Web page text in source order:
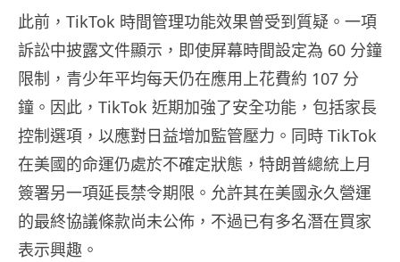
此前，TikTok 時間管理功能效果曾受到質疑。一項
訴訟中披露文件顯示，即使屏幕時間設定為 60 分鐘
限制，青少年平均每天仍在應用上花費約 107 分
鐘。因此，TikTok 近期加強了安全功能，包括家長
控制選項，以應對日益增加監管壓力。同時 TikTok
在美國的命運仍處於不確定狀態，特朗普總統上月
簽署另一項延長禁令期限。允許其在美國永久營運
的最終協議條款尚未公佈，不過已有多名潛在買家
表示興趣。